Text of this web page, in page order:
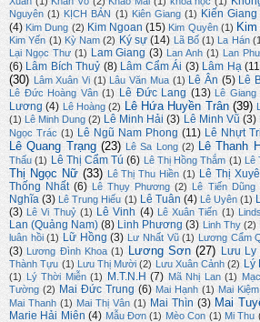
Nguyên (1) KỊCH BẢN (1) Kiên Giang (1) Kiến Giang
(4) Kim Dung (2) Kim Ngoan (15) Kim Quyên (1)
Kim Yến (1) Kỳ Nam (2) Ký sự (14) Lã Bố (1) La Hán
Lại Ngọc Thư (1) Lam Giang (3) Lan Anh (1) Lan
(6) Lâm Bích Thuỷ (8) Lâm Cẩm Ái (3) Lâm Hạ
(30) Lâm Xuân Vi (1) Lâu Văn Mua (1) Lê Ân (5) Lê
Lê Đức Hoàng Vân (1) Lê Đức Lang (13) Lê Giang
Lương (4) Lê Hoàng (2) Lê Hứa Huyền Trân (39)
(1) Lê Minh Dung (2) Lê Minh Hải (3) Lê Minh Vũ (3)
Ngọc Trác (1) Lê Ngũ Nam Phong (11) Lê Nhựt
Lê Quang Trạng (23) Lê Sa Long (2) Lê Thanh
Thấu (1) Lê Thị Cẩm Tú (6) Lê Thị Hồng Thắm (1) Lê
Thị Ngọc Nữ (33) Lê Thị Thu Hiền (1) Lê Thị
Thống Nhất (6) Lê Thụy Phương (2) Lê Tiến Dũng
Nghĩa (3) Lê Trung Hiếu (1) Lê Tuân (4) Lê Uyên (1)
(3) Lê Vi Thuỷ (1) Lê Vinh (4) Lê Xuân Tiến (1)
Lan (Quảng Nam) (8) Linh Phương (3) Linh Thy (2)
luân hồi (1) Lữ Hồng (3) Lư Nhất Vũ (1) Lương Cẩm
(3) Lương Đình Khoa (1) Lương Sơn (27) Lưu Ly
Thành Tựu (1) Lưu Thị Mười (2) Lưu Xuân Cảnh (2) Lý
(1)
Lý Thời Miễn (1) M.T.N.H (7) Mã Nhị Lan (1)
Tường (2) Mai Đức Trung (6) Mai Hạnh (1) Mai Kiệm
Mai Thanh (1) Mai Thị Vân (1) Mai Thìn (3) Mai
Marie Hải Miên (4) Mẫu Đơn (1) Mèo Con (1) Mi Thu